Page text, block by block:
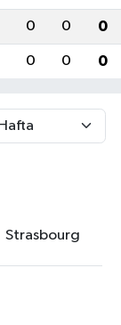
0 0 0
0 0 0
Strasbourg